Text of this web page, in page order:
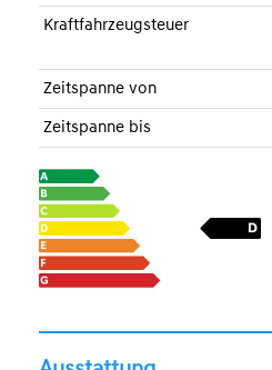
Kraftfahrzeugsteuer
Zeitspanne von
Zeitspanne bis